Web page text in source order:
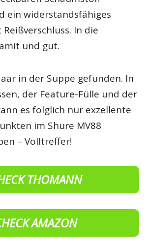
ein widerstandsfähiges
In die
und gut.
in der Suppe gefunden. In
der Feature-Fülle und der
es folglich nur exzellente
im Shure MV88
– Volltreffer!
THOMANN
AMAZON